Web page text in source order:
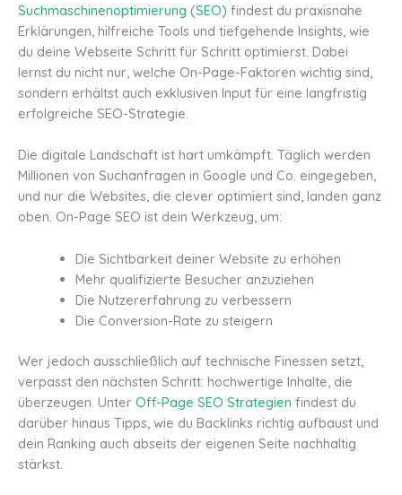
Suchmaschinenoptimierung (SEO) findest du praxisnahe
Erklärungen, hilfreiche Tools und tiefgehende Insights, wie
du deine Webseite Schritt für Schritt optimierst. Dabei
lernst du nicht nur, welche On-Page-Faktoren wichtig sind,
sondern erhältst auch exklusiven Input für eine langfristig
erfolgreiche SEO-Strategie.
Die digitale Landschaft ist hart umkämpft. Täglich werden
Millionen von Suchanfragen in Google und Co. eingegeben,
und nur die Websites, die clever optimiert sind, landen ganz
oben. On-Page SEO ist dein Werkzeug, um:
Die Sichtbarkeit deiner Website zu erhöhen
Mehr qualifizierte Besucher anzuziehen
Die Nutzererfahrung zu verbessern
Die Conversion-Rate zu steigern
Wer jedoch ausschließlich auf technische Finessen setzt,
verpasst den nächsten Schritt: hochwertige Inhalte, die
überzeugen. Unter Off-Page SEO Strategien findest du
darüber hinaus Tipps, wie du Backlinks richtig aufbaust und
dein Ranking auch abseits der eigenen Seite nachhaltig
stärkst.